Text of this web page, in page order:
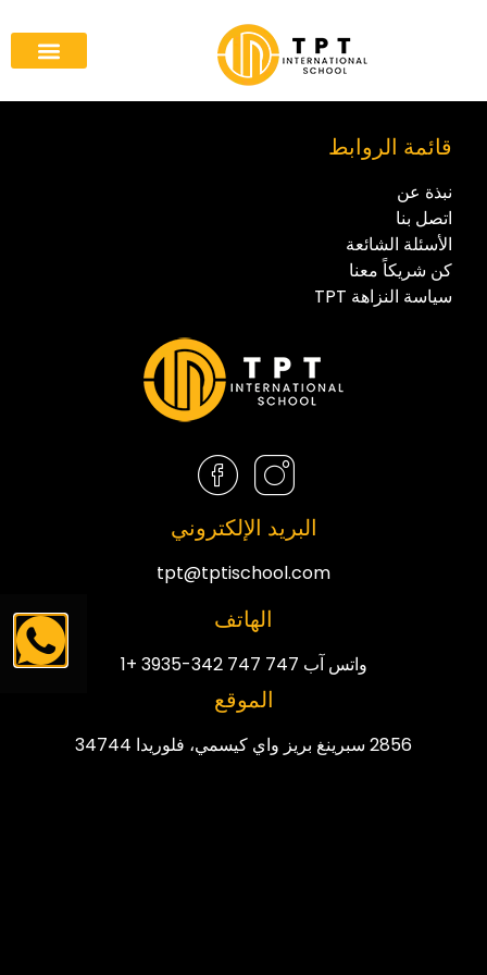
قائمة الروابط
نبذة عن
اتصل بنا
الأسئلة الشائعة
كن شريكاً معنا
سياسة النزاهة TPT
البريد الإلكتروني
tpt@tptischool.com
الهاتف
واتس آب 747 747 342-3935 +1
الموقع
2856 سبرينغ بريز واي كيسمي، فلوريدا 34744